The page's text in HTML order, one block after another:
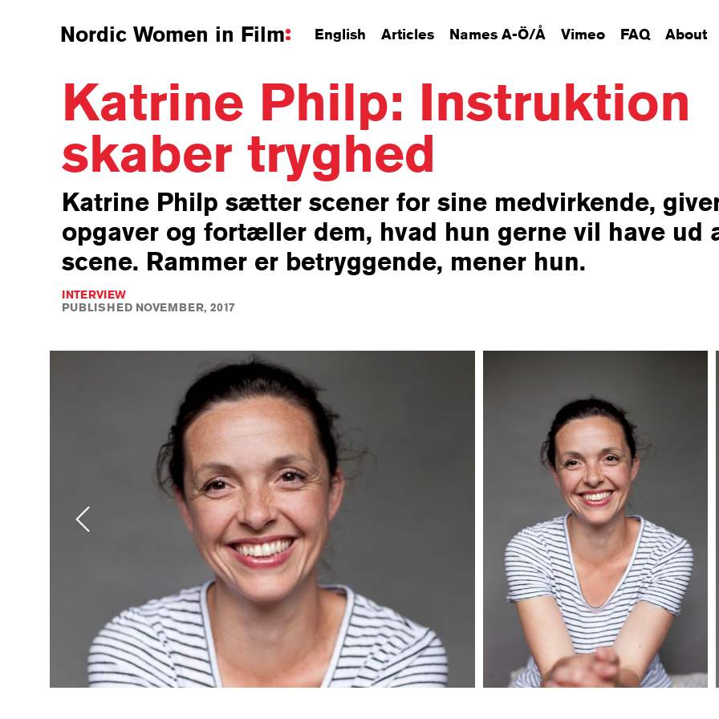
Nordic Women in Film English Articles Names A-Ö/Å Vimeo FAQ About
Katrine Philp: Instruktion
skaber tryghed
Katrine Philp sætter scener for sine medvirkende,
opgaver og fortæller dem, hvad hun gerne vil have ud
scene. Rammer er betryggende, mener hun.
INTERVIEW
PUBLISHED NOVEMBER, 2017
Previous